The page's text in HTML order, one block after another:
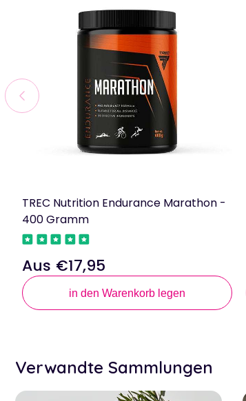
TREC Nutrition Endurance Marathon -
400 Gramm
Regulärer
Preis
Aus €17,95
in den Warenkorb legen
Verwandte Sammlungen